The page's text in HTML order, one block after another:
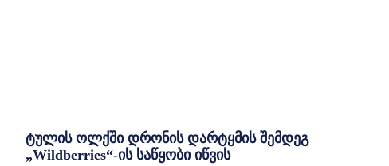
ტულის ოლქში დრონის დარტყმის შემდეგ
„Wildberries“-ის საწყობი იწვის